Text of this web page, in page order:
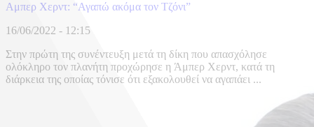
Αμπερ Χερντ: “Αγαπώ ακόμα τον Τζόνι”
16/06/2022 - 12:15
Στην πρώτη της συνέντευξη μετά τη δίκη που απασχόλησε
ολόκληρο τον πλανήτη προχώρησε η Άμπερ Χερντ, κατά τη
διάρκεια της οποίας τόνισε ότι εξακολουθεί να αγαπάει ...